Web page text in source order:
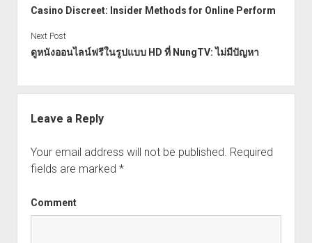
Casino Discreet: Insider Methods for Online Perform
Next Post
ดูหนังออนไลน์ฟรีในรูปแบบ HD ที่ NungTV: ไม่มีปัญหา
Leave a Reply
Your email address will not be published. Required
fields are marked *
Comment